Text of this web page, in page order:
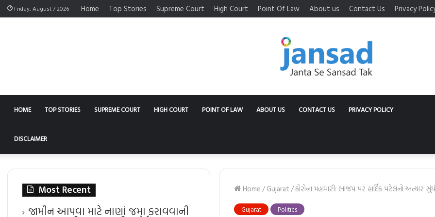
Friday, August 7 2026 Home Top Stories Supreme Court High Court Point Of Law About us Contact Us Privacy
HOME TOP STORIES SUPREME COURT HIGH COURT POINT OF LAW ABOUT US CONTACT US PRIVACY POLICY
DISCLAIMER
Home/Gujarat/કોરોના મહામારી: ભાજપ પર હાર્દિક પટેલનો અત્યાર
Gujarat Politics
Most Recent
જામીન આપવા માટે નાણાં જમા કરાવવાની